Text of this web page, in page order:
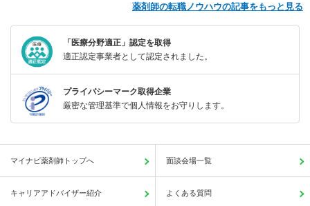
薬剤師の転職ノウハウの記事をもっと見る
「医療分野適正」認定を取得
適正認定事業者として認定されました。
プライバシーマーク取得企業
厳密な管理基準で個人情報をお守りします。
マイナビ薬剤師トップへ 面談会場一覧
キャリアアドバイザー紹介 よくある質問